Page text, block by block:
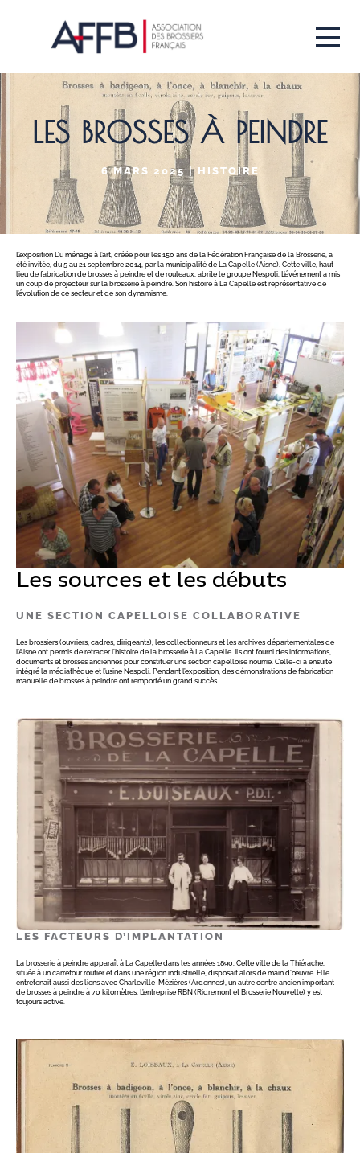
LES BROSSES À PEINDRE
6 MARS 2025 | HISTOIRE
L’expositionDu ménage à l’art, créée pour les 150 ans de la Fédération Française de la Brosserie, a
été invitée, du 5 au 21 septembre 2014, par la municipalité de La Capelle (Aisne). Cette ville, haut
lieu de fabrication de brosses à peindre et de rouleaux, abrite le groupe Nespoli. L’événement a mis
un coup de projecteur sur la brosserie à peindre. Son histoire à La Capelle est représentative de
l’évolution de ce secteur et de son dynamisme.
Les sources et les débuts
UNE SECTION CAPELLOISE COLLABORATIVE
Les brossiers (ouvriers, cadres, dirigeants), les collectionneurs et les archives départementales de
l’Aisne ont permis de retracer l’histoire de la brosserie à La Capelle. Ils ont fourni des informations,
documents et brosses anciennes pour constituer une section capelloise nourrie. Celle-ci a ensuite
intégré la médiathèque et l’usine Nespoli. Pendant l’exposition, des démonstrations de fabrication
manuelle de brosses à peindre ont remporté un grand succès.
LES FACTEURS D’IMPLANTATION
La brosserie à peindre apparaît à La Capelle dans les années 1890. Cette ville de la Thiérache,
située à un carrefour routier et dans une région industrielle, disposait alors de main d'œuvre. Elle
entretenait aussi des liens avec Charleville-Mézières (Ardennes), un autre centre ancien important
de brosses à peindre à 70 kilomètres. L’entreprise RBN (Ridremont et Brosserie Nouvelle) y est
toujours active.